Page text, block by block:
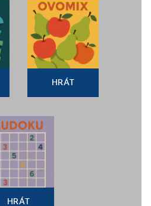
HRÁT
HRÁT